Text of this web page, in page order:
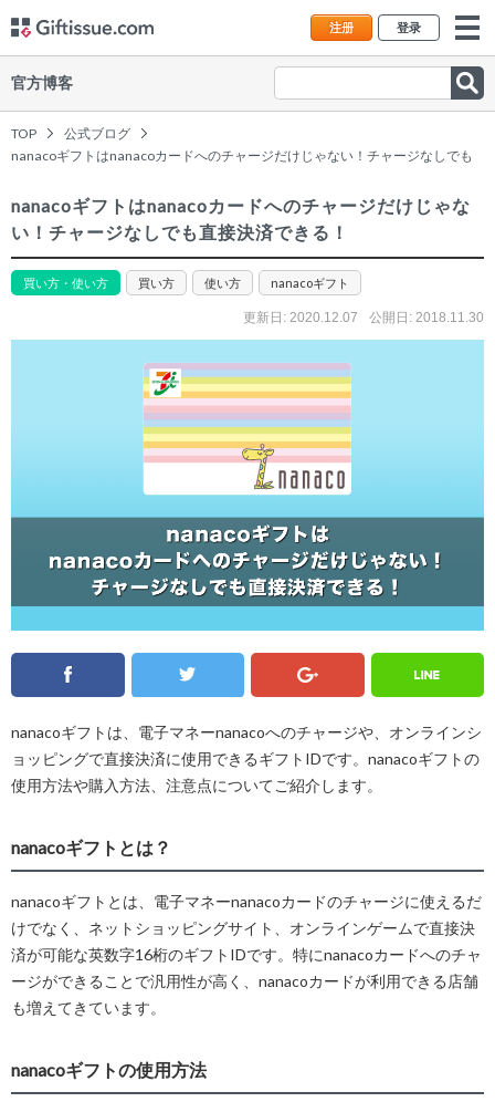
注册 登录
官方博客
TOP
公式ブログ
nanacoギフトはnanacoカードへのチャージだけじゃない！チャージなしでも
nanacoギフトはnanacoカードへのチャージだけじゃな
い！チャージなしでも直接決済できる！
買い方・使い方 買い方 使い方 nanacoギフト
公開日: 2018.11.30
更新日: 2020.12.07
nanacoギフトは、電子マネーnanacoへのチャージや、オンラインシ
ョッピングで直接決済に使用できるギフトIDです。nanacoギフトの
使用方法や購入方法、注意点についてご紹介します。
nanacoギフトとは？
nanacoギフトとは、電子マネーnanacoカードのチャージに使えるだ
けでなく、ネットショッピングサイト、オンラインゲームで直接決
済が可能な英数字16桁のギフトIDです。特にnanacoカードへのチャ
ージができることで汎用性が高く、nanacoカードが利用できる店舗
も増えてきています。
nanacoギフトの使用方法